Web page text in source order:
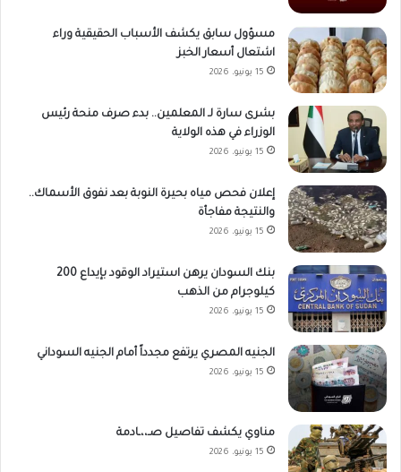
مسؤول سابق يكشف الأسباب الحقيقية وراء
اشتعال أسعار الخبز
15 يونيو، 2026
بشرى سارة لـ المعلمين.. بدء صرف منحة رئيس
الوزراء في هذه الولاية
15 يونيو، 2026
إعلان فحص مياه بحيرة النوبة بعد نفوق الأسماك..
والنتيجة مفاجأة
15 يونيو، 2026
بنك السودان يرهن استيراد الوقود بإيداع 200
كيلوجرام من الذهب
15 يونيو، 2026
الجنيه المصري يرتفع مجدداً أمام الجنيه السوداني
15 يونيو، 2026
مناوي يكشف تفاصيل صـ،،ـادمة
15 يونيو، 2026